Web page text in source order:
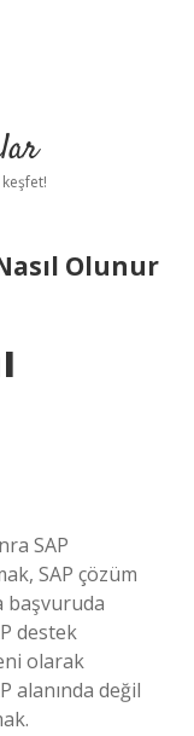
Olunur
SAP
SAP çözüm
başvuruda
destek
olarak
alanında değil